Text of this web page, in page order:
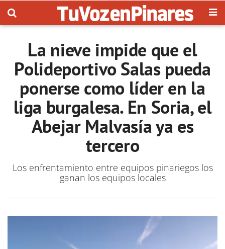
La nieve impide que el
Polideportivo Salas pueda
ponerse como líder en la
liga burgalesa. En Soria, el
Abejar Malvasía ya es
tercero
Los enfrentamiento entre equipos pinariegos los
ganan los equipos locales